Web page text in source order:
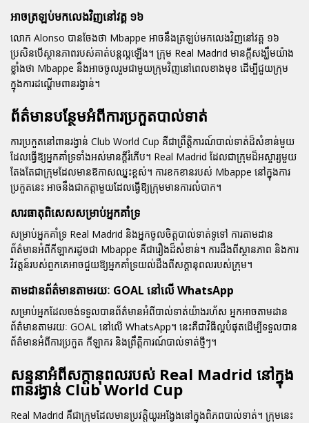
អាចត្រឡប់មកលេងវិញនៅវគ្គ ១៦
លោក Alonso បានចែងថា Mbappe អាចនឹងត្រឡប់មកលេងវិញនៅវគ្គ ១៦
ប្រសិនបើស្ថានភាពរបស់គាត់បន្តល្អឡើង។ ក្រុម Real Madrid មានក្តីសង្ឃឹមយ៉ាង
ខ្លាំងថា Mbappe នឹងអាចចូលរួមជាមួយក្រុមវិញនៅពេលខាងមុខ ដើម្បីជួយក្រុម
ក្នុងការដណ្តើមពានរង្វាន់។
ព័ត៌មានបន្ថែមអំពីការប្រកួតបាល់ទាត់
ការប្រកួតនៅពានរង្វាន់ Club World Cup គឺជាព្រឹត្តិការណ៍បាល់ទាត់ដ៏សំខាន់មួយ
ដែលធ្វើឱ្យអ្នកគាំទ្រទាំងអស់មានក្តីរំភើប។ Real Madrid ដែលជាក្រុមដ៏អស្ចារ្យមួយ
តែងតែជាក្រុមដែលមានឱកាសឈ្នះខ្ពស់។ ការខកខានរបស់ Mbappe នៅក្នុងការ
ប្រកួតនេះ អាចនឹងជាកត្តាមួយដែលធ្វើឱ្យក្រុមមានការលំបាក។
សារធាតុពិសេសសម្រាប់អ្នកគាំទ្រ
សម្រាប់អ្នកគាំទ្រ Real Madrid និងអ្នកចូលចិត្តបាល់ទាត់ទូទៅ ការតាមដាន
ព័ត៌មានអំពីកីឡាករដូចជា Mbappe គឺជារឿងដ៏សំខាន់។ ការដឹងពីស្ថានភាព និងការ
វិវត្តន៍របស់ពួកគេអាចជួយឱ្យអ្នកគាំទ្រយល់ដឹងពីសក្តានុពលរបស់ក្រុម។
តាមដានព័ត៌មានតាមរយៈ GOAL នៅលើ WhatsApp
សម្រាប់អ្នកដែលចង់ទទួលបានព័ត៌មានអំពីបាល់ទាត់យ៉ាងរហ័ស អ្នកអាចតាមដាន
ព័ត៌មានតាមរយៈ GOAL នៅលើ WhatsApp។ នេះគឺជាវិធីល្អបំផុតដើម្បីទទួលបាន
ព័ត៌មានអំពីការប្រកួត កីឡាករ និងព្រឹត្តិការណ៍បាល់ទាត់ថ្មីៗ។
សន្ទនាអំពីសក្តានុពលរបស់ Real Madrid នៅក្នុង
ពានរង្វាន់ Club World Cup
Real Madrid គឺជាក្រុមដែលមានប្រវត្តិយូរអង្វែងនៅក្នុងពិភពបាល់ទាត់។ ក្រុមនេះ